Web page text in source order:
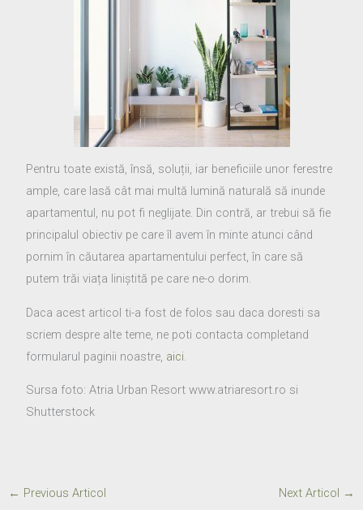
Pentru toate există, însă, soluții, iar beneficiile unor ferestre
ample, care lasă cât mai multă lumină naturală să inunde
apartamentul, nu pot fi neglijate. Din contră, ar trebui să fie
principalul obiectiv pe care îl avem în minte atunci când
pornim în căutarea apartamentului perfect, în care să
putem trăi viața liniștită pe care ne-o dorim.
Daca acest articol ti-a fost de folos sau daca doresti sa
scriem despre alte teme, ne poti contacta completand
formularul paginii noastre, aici.
Sursa foto: Atria Urban Resort www.atriaresort.ro si
Shutterstock
← Previous Articol Next Articol →